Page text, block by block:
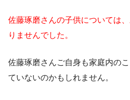
佐藤琢磨さんの子供については
りませんでした。
佐藤琢磨さんご自身も家庭内の
ていないのかもしれません。